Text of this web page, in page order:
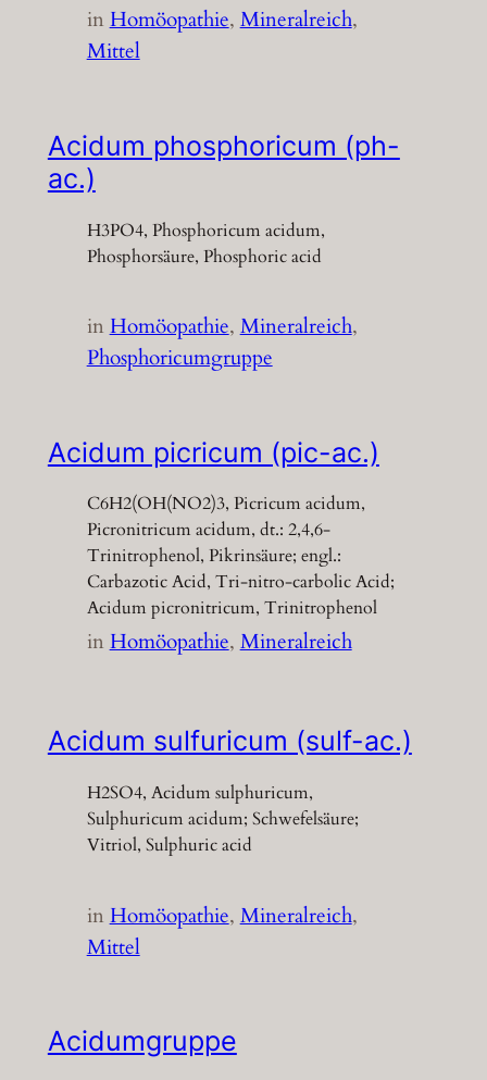
inHomöopathie, Mineralreich
Mittel
Acidum phosphoricum (ph-
ac.)
H3PO4, Phosphoricum acidum,
Phosphorsäure, Phosphoric acid
inHomöopathie, Mineralreich
Phosphoricumgruppe
Acidum picricum (pic-ac.)
C6H2(OH(NO2)3, Picricum acidum,
Picronitricum acidum, dt.: 2,4,6-
Trinitrophenol, Pikrinsäure; engl.:
Carbazotic Acid, Tri-nitro-carbolic Acid;
Acidum picronitricum, Trinitrophenol
inHomöopathie, Mineralreich
Acidum sulfuricum (sulf-ac.)
H2SO4, Acidum sulphuricum,
Sulphuricum acidum; Schwefelsäure;
Vitriol, Sulphuric acid
inHomöopathie, Mineralreich
Mittel
Acidumgruppe